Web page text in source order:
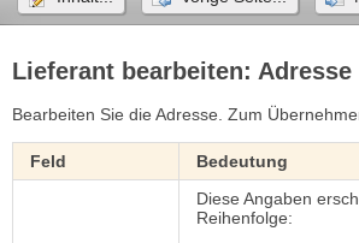
Lieferant bearbeiten: Adresse
Bearbeiten Sie die Adresse. Zum
Feld Bedeutung
Diese Angaben
Reihenfolge: